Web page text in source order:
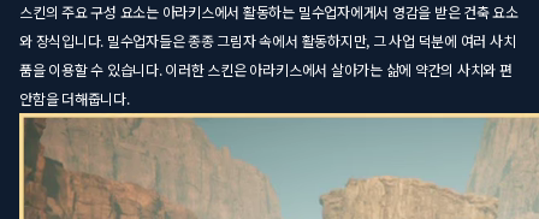
스킨의 주요 구성 요소는 아라키스에서 활동하는 밀수업자에게서 영감을 받은 건축 요소
와 장식입니다. 밀수업자들은 종종 그림자 속에서 활동하지만, 그 사업 덕분에 여러 사치
품을 이용할 수 있습니다. 이러한 스킨은 아라키스에서 살아가는 삶에 약간의 사치와 편
안함을 더해줍니다.